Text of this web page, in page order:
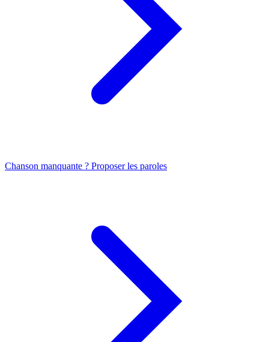
Chanson manquante ? Proposer les paroles